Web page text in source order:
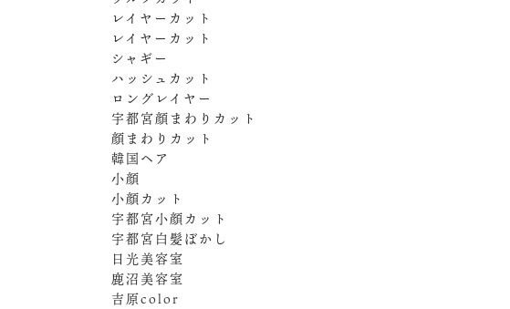
レイヤーカット
レイヤーカット
シャギー
ハッシュカット
ロングレイヤー
宇都宮顔まわりカット
顔まわりカット
韓国ヘア
小顔
小顔カット
宇都宮小顔カット
宇都宮白髪ぼかし
日光美容室
鹿沼美容室
吉原color